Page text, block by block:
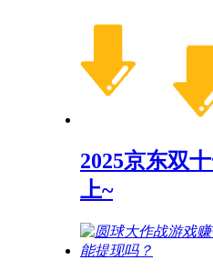
2025京东双
上~